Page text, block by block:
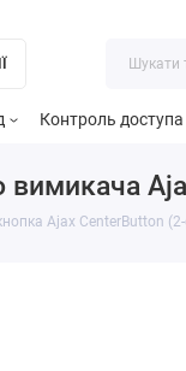
Контроль доступа
Ajax CenterButton